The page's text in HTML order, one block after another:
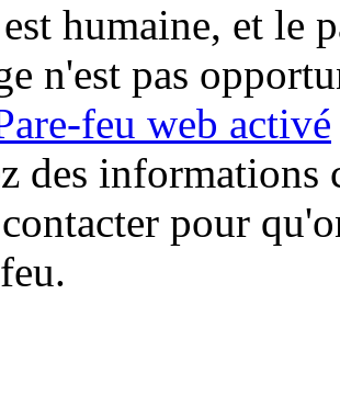
humaine, et le
n'est pas
feu web activé
des informations
pour